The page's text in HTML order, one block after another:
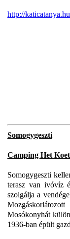
http://
Somogygeszti
Camping Het
Somogygeszti
terasz van ivóvíz
szolgálja a
Mosókonyhát
1936-ban épült